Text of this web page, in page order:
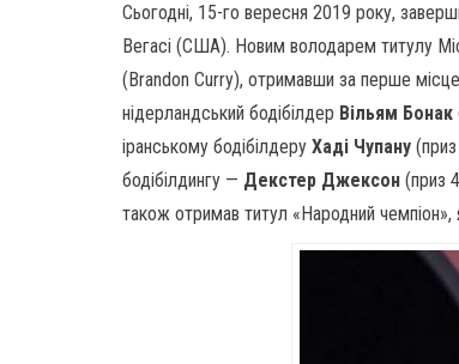
Сьогодні, 15-го вересня 2019 року,
Вегасі (США). Новим володарем титулу
(Brandon Curry), отримавши за перше місце
нідерландський бодібілдер Вільям Бонак
іранському бодібілдеру Хаді Чупану
бодібілдингу — Декстер Джексон (приз
також отримав титул «Народний